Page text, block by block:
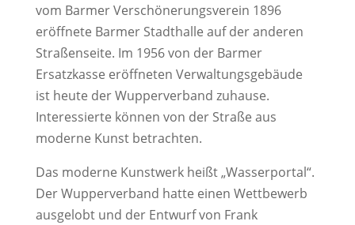
vom Barmer Verschönerungsverein 1896
eröffnete Barmer Stadthalle auf der anderen
Straßenseite. Im 1956 von der Barmer
Ersatzkasse eröffneten Verwaltungsgebäude
ist heute der Wupperverband zuhause.
Interessierte können von der Straße aus
moderne Kunst betrachten.
Das moderne Kunstwerk heißt „Wasserportal“.
Der Wupperverband hatte einen Wettbewerb
ausgelobt und der Entwurf von Frank